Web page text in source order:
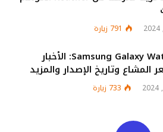
791 زيارة
Samsung Galaxy Watch 7: الأخبار
المشاع وتاريخ الإصدار والمزيد
733 زيارة